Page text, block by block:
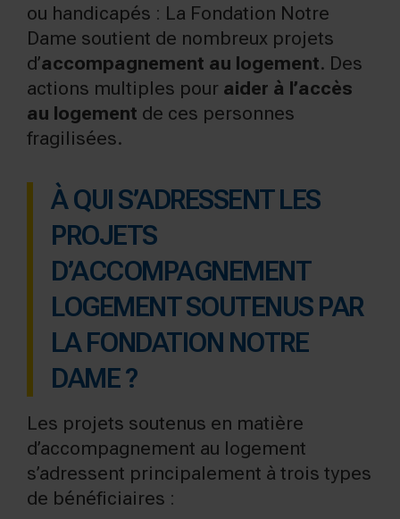
ou handicapés : La Fondation Notre
Dame soutient de nombreux projets
d’accompagnement au logement. Des
actions multiples pour aider à l’accès
au logement de ces personnes
fragilisées.
À QUI S’ADRESSENT LES
PROJETS
D’ACCOMPAGNEMENT
LOGEMENT SOUTENUS PAR
LA FONDATION NOTRE
DAME ?
Les projets soutenus en matière
d’accompagnement au logement
s’adressent principalement à trois types
de bénéficiaires :